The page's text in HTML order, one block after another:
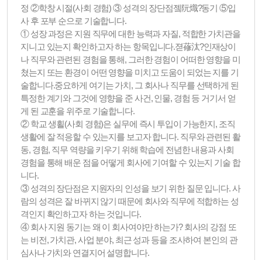
정 ②학창 시절(사회 경험) ③ 성격의 장단점젴阮熾?동기 ⑤입
사 후 포부 순으로 기술합니다.
① 성장 과정은 지원 직무에 대한 능력과 자질, 적합한 가치관을
지니고 있는지 확인하고자 하는 항목입니다.젿蓚汰?인재상이
나 직무와 관련된 경험을 통해, 그러한 경험이 어떠한 영향을 미
쳤는지 또는 환경이 어떤 영향을 미치고 도움이 되었는 지를 기
술합니다.중요하게 여기는 가치, 그 회사나 직무를 선택하게 된
특정한 계기와 그것에 영향을 준 사건, 인물, 경험 등 거기서 얻
게 된 교훈을 위주로 기술합니다.
② 학교 생횔(사회 경험)은 실무에 즉시 투입이 가능한지, 조직
생활에 잘 적응할 수 있는지를 보고자 합니다. 직무와 관련된 활
동, 경험, 직무 역량을 키우기 위해 학습에 전념한 내용과 사회
경험을 통해 배운 점을 어떻게 회사에 기여할 수 있는지 기술 합
니다.
③ 성격의 장단점은 지원자의 인성을 보기 위한 질문 입니다. 사
람의 성격은 잘 바뀌지 않기 때문에 회사와 직무에 적합하는 성
격인지 확인하고자 하는 것입니다.
④ 회사 지원 동기는 왜 이 회사여야만 하는가? 회사의 강점 또
는 비전, 가치관, 사업 분야, 최근 성과 등을 조사하여 본인의 관
심사나 가치와 연결지어 설명합니다.